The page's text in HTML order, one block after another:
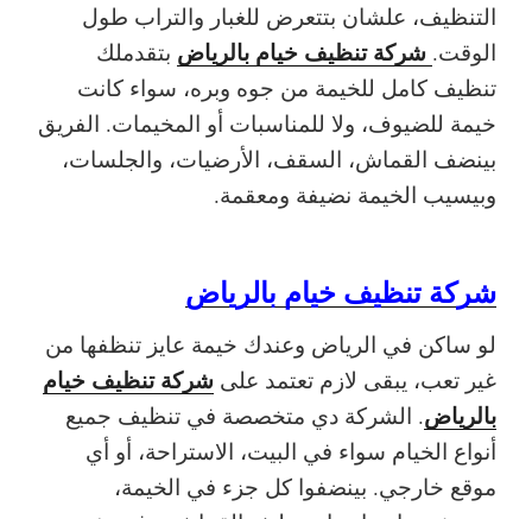
التنظيف، علشان بتتعرض للغبار والتراب طول
الوقت. شركة تنظيف خيام بالرياض بتقدملك
تنظيف كامل للخيمة من جوه وبره، سواء كانت
خيمة للضيوف، ولا للمناسبات أو المخيمات. الفريق
بينضف القماش، السقف، الأرضيات، والجلسات،
وبيسيب الخيمة نضيفة ومعقمة.
شركة تنظيف خيام بالرياض
لو ساكن في الرياض وعندك خيمة عايز تنظفها من
غير تعب، يبقى لازم تعتمد على شركة تنظيف خيام
بالرياض. الشركة دي متخصصة في تنظيف جميع
أنواع الخيام سواء في البيت، الاستراحة، أو أي
موقع خارجي. بينضفوا كل جزء في الخيمة،